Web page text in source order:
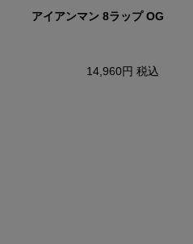
アイアンマン 8ラップ OG
14,960円 税込